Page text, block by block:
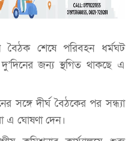
বৈঠক শেষে পরিবহন ধর্মঘট
জন্য স্থগিত থাকছে এ
সঙ্গে দীর্ঘ বৈঠকের পর সন্ধ্যা
এ ঘোষণা দেন।